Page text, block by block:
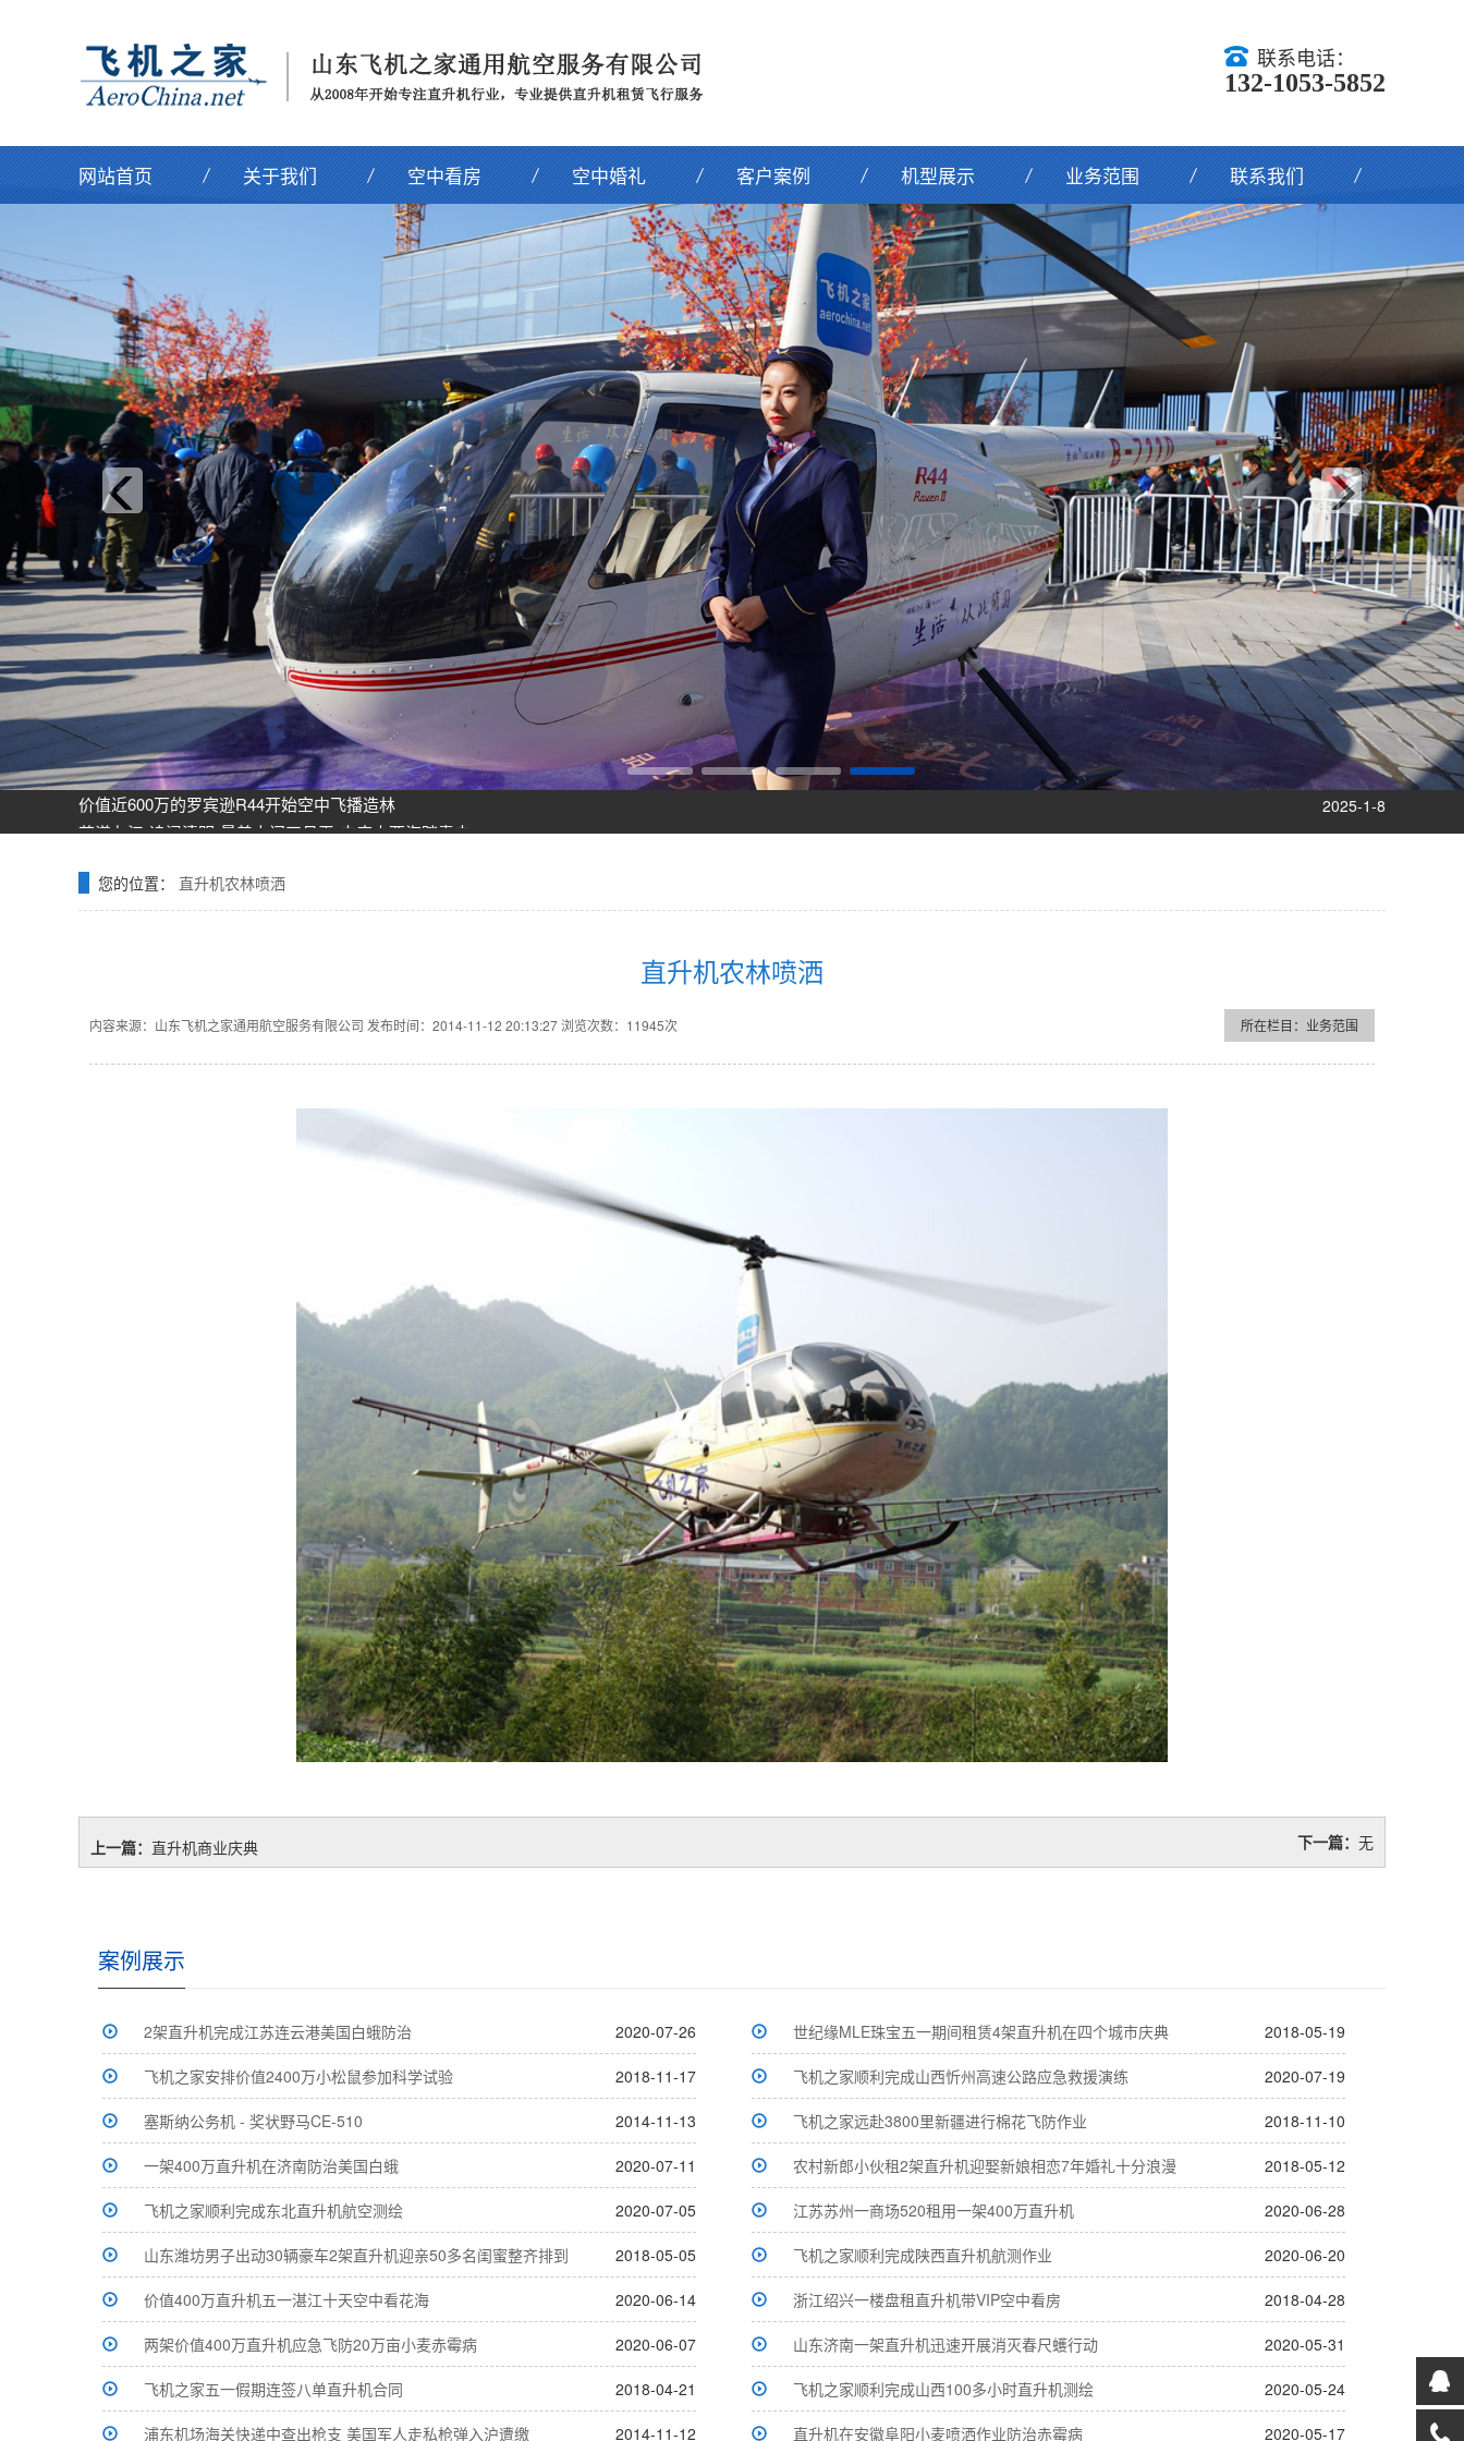
联系电话：
132-1053-5852
网站首页 关于我们 空中看房 空中婚礼 客户案例 机型展示 业务范围 联系我们
2024-10-15
飞机之家龙虎山清明节踏青之旅正式开启
2025-12-5
飞机之家空中广告引爆山西吕梁中阳县上空
2025-9-12
飞机之家集团正式签约独家承包运营新疆玉其塔什景区，打造低空旅游新标杆！
2025-8-12
阳泉一架价值500多万的红色罗宾逊直升机开展静展活动
2025-5-10
济南一小伙新婚现场，租价值500多万的直升机助阵
2025-4-3
张家口直升机草原天路空中旅游正式开启
2025-2-25
飞机之家出动三架直升机进行大地区农喷作业
2025-1-8
价值近600万的罗宾逊R44开始空中飞播造林
2024-12-9
花漾九江-追浔清明-最美人间四月天-去庐山西海踏青去
2024-11-14
飞机之家桂林山水旅游基地乘坐直升飞机俯瞰看桂林山水你值得拥有
飞机之家空中广告引爆山西吕梁中阳县上空
您的位置： 直升机农林喷洒
直升机农林喷洒
内容来源：山东飞机之家通用航空服务有限公司 发布时间：2014-11-12 20:13:27浏览次数：11945次 所在栏目：业务范围
上一篇： 直升机商业庆典 下一篇： 无
案例展示
2架直升机完成江苏连云港美国白蛾防治 2020-07-26 世纪缘MLE珠宝五一期间租赁4架直升机在四个城市庆典 2018-05-19
飞机之家安排价值2400万小松鼠参加科学试验 2018-11-17 飞机之家顺利完成山西忻州高速公路应急救援演练 2020-07-19
塞斯纳公务机 - 奖状野马CE-510 2014-11-13 飞机之家远赴3800里新疆进行棉花飞防作业 2018-11-10
一架400万直升机在济南防治美国白蛾 2020-07-11 农村新郎小伙租2架直升机迎娶新娘相恋7年婚礼十分浪漫 2018-05-12
飞机之家顺利完成东北直升机航空测绘 2020-07-05 江苏苏州一商场520租用一架400万直升机 2020-06-28
山东潍坊男子出动30辆豪车2架直升机迎亲50多名闺蜜整齐排到 2018-05-05 飞机之家顺利完成陕西直升机航测作业 2020-06-20
价值400万直升机五一湛江十天空中看花海 2020-06-14 浙江绍兴一楼盘租直升机带VIP空中看房 2018-04-28
两架价值400万直升机应急飞防20万亩小麦赤霉病 2020-06-07 山东济南一架直升机迅速开展消灭春尺蠖行动 2020-05-31
飞机之家五一假期连签八单直升机合同 2018-04-21 飞机之家顺利完成山西100多小时直升机测绘 2020-05-24
浦东机场海关快递中查出枪支 美国军人走私枪弹入沪遭缴 2014-11-12 直升机在安徽阜阳小麦喷洒作业防治赤霉病 2020-05-17